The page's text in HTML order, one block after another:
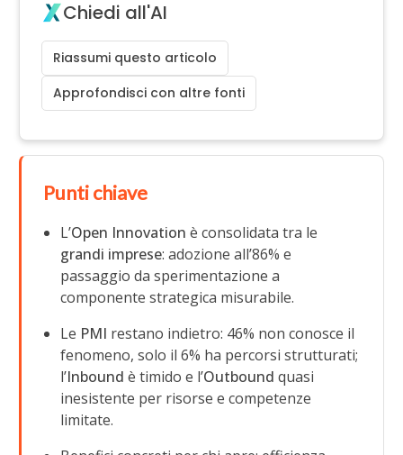
Chiedi all'AI
Riassumi questo articolo
Approfondisci con altre fonti
Punti chiave
L’Open Innovation è consolidata tra le
grandi imprese: adozione all’86% e
passaggio da sperimentazione a
componente strategica misurabile.
Le PMI restano indietro: 46% non conosce il
fenomeno, solo il 6% ha percorsi strutturati;
l’Inbound è timido e l’Outbound quasi
inesistente per risorse e competenze
limitate.